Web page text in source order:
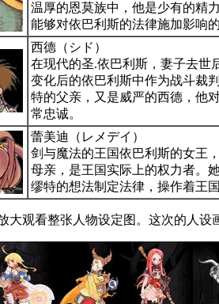
温厚的恩莫族中，他是少有的精
能够对依巴利斯的法律施加影响的
西德（シド）
在现代的圣.依巴利斯，妻子去世
变化后的依巴利斯中作为战斗裁
特的父亲，又是威严的西德，他
常忠诚。
蕾美迪（レメデイ）
剑与魔法的王国依巴利斯的女王
母亲，是王国实际上的权力者。
缪特的想法制定法律，操作着王国
大观看整张人物设定图。这次的人设